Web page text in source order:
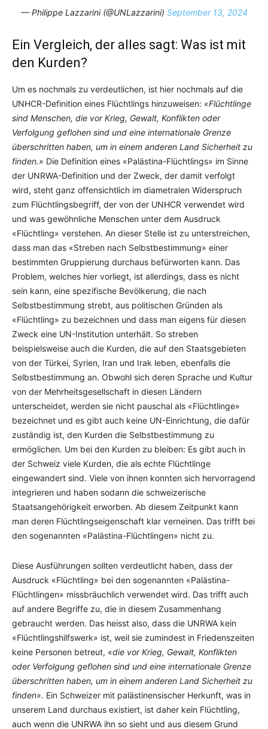
— Philippe Lazzarini (@UNLazzarini) September 13, 2024
Ein Vergleich, der alles sagt: Was ist mit
den Kurden?
Um es nochmals zu verdeutlichen, ist hier nochmals auf die
UNHCR-Definition eines Flüchtlings hinzuweisen: «Flüchtlinge
sind Menschen, die vor Krieg, Gewalt, Konflikten oder
Verfolgung geflohen sind und eine internationale Grenze
überschritten haben, um in einem anderen Land Sicherheit zu
finden.» Die Definition eines «Palästina-Flüchtlings» im Sinne
der UNRWA-Definition und der Zweck, der damit verfolgt
wird, steht ganz offensichtlich im diametralen Widerspruch
zum Flüchtlingsbegriff, der von der UNHCR verwendet wird
und was gewöhnliche Menschen unter dem Ausdruck
«Flüchtling» verstehen. An dieser Stelle ist zu unterstreichen,
dass man das «Streben nach Selbstbestimmung» einer
bestimmten Gruppierung durchaus befürworten kann. Das
Problem, welches hier vorliegt, ist allerdings, dass es nicht
sein kann, eine spezifische Bevölkerung, die nach
Selbstbestimmung strebt, aus politischen Gründen als
«Flüchtling» zu bezeichnen und dass man eigens für diesen
Zweck eine UN-Institution unterhält. So streben
beispielsweise auch die Kurden, die auf den Staatsgebieten
von der Türkei, Syrien, Iran und Irak leben, ebenfalls die
Selbstbestimmung an. Obwohl sich deren Sprache und Kultur
von der Mehrheitsgesellschaft in diesen Ländern
unterscheidet, werden sie nicht pauschal als «Flüchtlinge»
bezeichnet und es gibt auch keine UN-Einrichtung, die dafür
zuständig ist, den Kurden die Selbstbestimmung zu
ermöglichen. Um bei den Kurden zu bleiben: Es gibt auch in
der Schweiz viele Kurden, die als echte Flüchtlinge
eingewandert sind. Viele von ihnen konnten sich hervorragend
integrieren und haben sodann die schweizerische
Staatsangehörigkeit erworben. Ab diesem Zeitpunkt kann
man deren Flüchtlingseigenschaft klar verneinen. Das trifft bei
den sogenannten «Palästina-Flüchtlingen» nicht zu.
Diese Ausführungen sollten verdeutlicht haben, dass der
Ausdruck «Flüchtling» bei den sogenannten «Palästina-
Flüchtlingen» missbräuchlich verwendet wird. Das trifft auch
auf andere Begriffe zu, die in diesem Zusammenhang
gebraucht werden. Das heisst also, dass die UNRWA kein
«Flüchtlingshilfswerk» ist, weil sie zumindest in Friedenszeiten
keine Personen betreut, «die vor Krieg, Gewalt, Konflikten
oder Verfolgung geflohen sind und eine internationale Grenze
überschritten haben, um in einem anderen Land Sicherheit zu
finden». Ein Schweizer mit palästinensischer Herkunft, was in
unserem Land durchaus existiert, ist daher kein Flüchtling,
auch wenn die UNRWA ihn so sieht und aus diesem Grund